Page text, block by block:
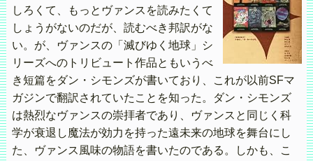
しろくて、もっとヴァンスを読みたくて
しょうがないのだが、読むべき邦訳がな
い。が、ヴァンスの「滅びゆく地球」シ
リーズへのトリビュート作品ともいうべ
き短篇をダン・シモンズが書いており、これが以前SFマ
ガジンで翻訳されていたことを知った。ダン・シモンズ
は熱烈なヴァンスの崇拝者であり、ヴァンスと同じく科
学が衰退し魔法が効力を持った遠未来の地球を舞台にし
た、ヴァンス風味の物語を書いたのである。しかも、こ